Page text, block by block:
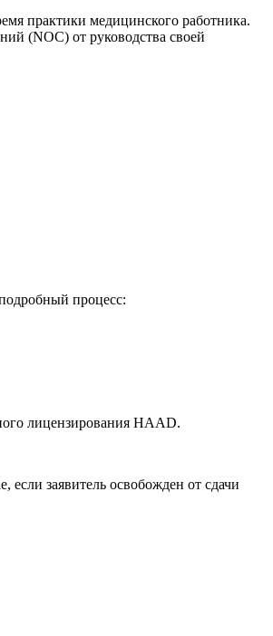
практики медицинского работника.
(NOC) от руководства своей
процесс:
лицензирования HAAD.
заявитель освобожден от сдачи